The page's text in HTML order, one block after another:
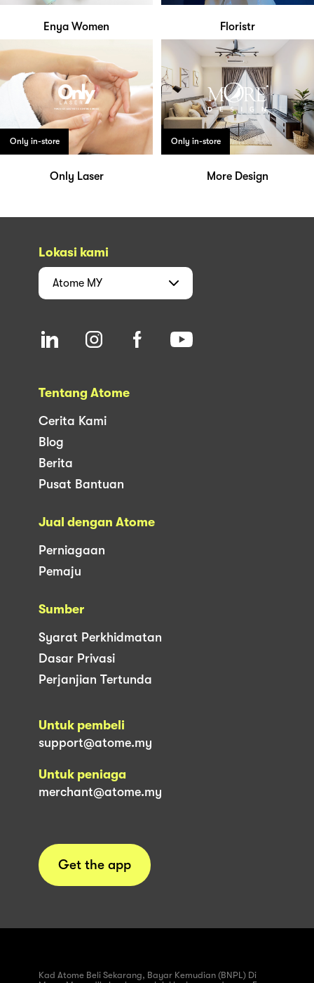
Enya Women Floristr
Only in-store
Only Laser
Only in-store
More Design
Lokasi kami
Atome MY
Tentang Atome
Cerita Kami
Blog
Berita
Pusat Bantuan
Jual dengan Atome
Perniagaan
Pemaju
Sumber
Syarat Perkhidmatan
Dasar Privasi
Perjanjian Tertunda
Untuk pembeli
support@atome.my
Untuk peniaga
merchant@atome.my
Get the app
Kad Atome Beli Sekarang, Bayar Kemudian (BNPL) Di